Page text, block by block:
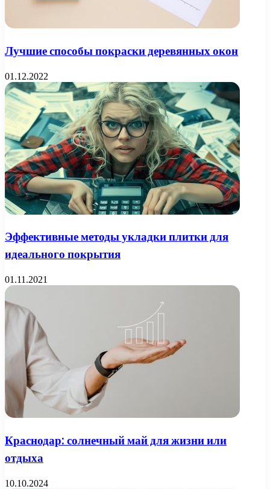
Лучшие способы покраски деревянных окон
01.12.2022
Эффективные методы укладки плитки для
идеального покрытия
01.11.2021
Краснодар: солнечный май для жизни или
отдыха
10.10.2024